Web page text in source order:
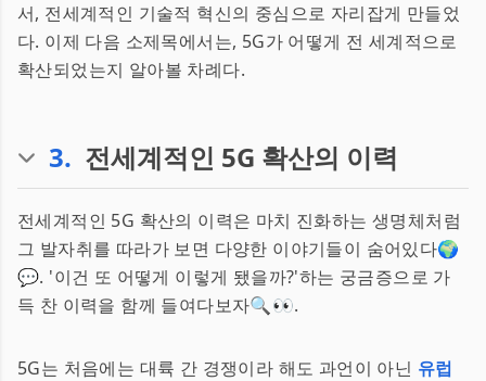
서, 전세계적인 기술적 혁신의 중심으로 자리잡게 만들었
다. 이제 다음 소제목에서는, 5G가 어떻게 전 세계적으로
확산되었는지 알아볼 차례다.
3. 전세계적인 5G 확산의 이력
전세계적인 5G 확산의 이력은 마치 진화하는 생명체처럼
그 발자취를 따라가 보면 다양한 이야기들이 숨어있다🌍
💬. '이건 또 어떻게 이렇게 됐을까?'하는 궁금증으로 가
득 찬 이력을 함께 들여다보자🔍👀.
5G는 처음에는 대륙 간 경쟁이라 해도 과언이 아닌 유럽